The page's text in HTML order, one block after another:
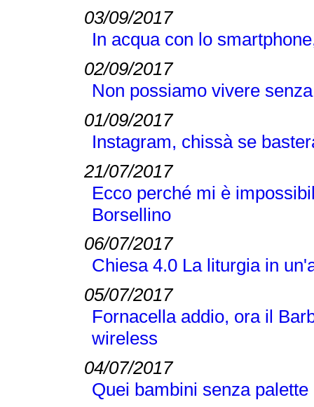
03/09/2017
In acqua con lo
02/09/2017
Non possiamo vivere
01/09/2017
Instagram, chissà se
21/07/2017
Ecco perché mi è
Borsellino
06/07/2017
Chiesa 4.0 La liturgia in
05/07/2017
Fornacella addio, ora il
wireless
04/07/2017
Quei bambini senza